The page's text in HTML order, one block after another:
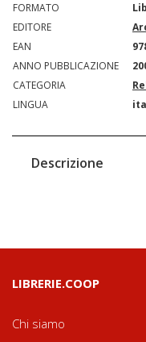
FORMATO
EDITORE
EAN
ANNO PUBBLICAZIONE
CATEGORIA
LINGUA
ita
Descrizione
LIBRERIE.COOP
Chi siamo